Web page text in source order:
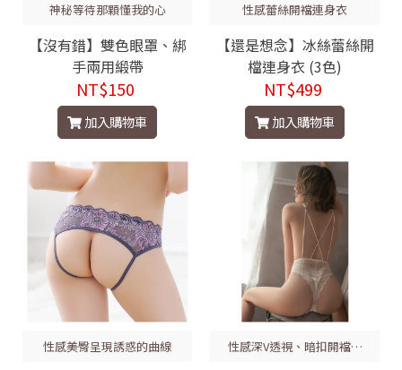
神秘等待那顆懂我的心
【沒有錯】雙色眼罩、綁
手兩用緞帶
NT$150
加入購物車
性感蕾絲開襠連身衣
【還是想念】冰絲蕾絲開
檔連身衣 (3色)
NT$499
加入購物車
性感美臀呈現誘惑的曲線
性感深V透視、暗扣開襠免